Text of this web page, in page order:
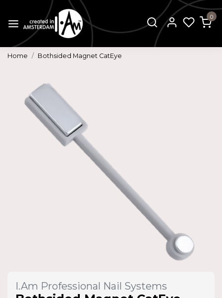
0
Home Bothsided Magnet CatEye
I.Am Professional Nail Systems